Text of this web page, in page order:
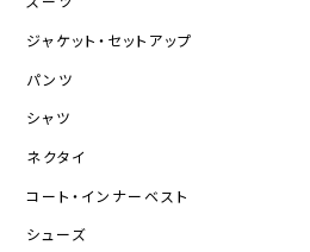
ジャケット・セットアップ
パンツ
シャツ
ネクタイ
コート・インナーベスト
シューズ